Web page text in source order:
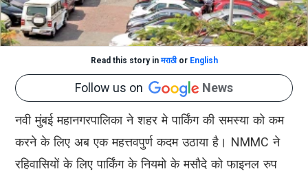
Read this story inमराठीor English
Follow us on News
नवी मुंबई महानगरपालिका ने शहर मे पार्किंग की समस्या को कम
करने के लिए अब एक महत्तवपुर्ण कदम उठाया है। NMMC ने
रहिवासियों के लिए पार्किंग के नियमो के मसौदे को फाइनल रुप